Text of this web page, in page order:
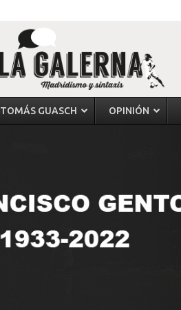
TOMÁS GUASCH OPINIÓN